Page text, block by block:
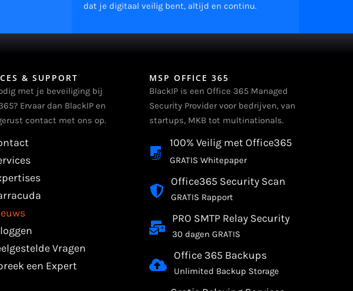
dat je digitaal veilig bent, altijd en continu.
& SUPPORT
met je beveiliging bij
Ervaar dan BlackIP en
contact met ons op.
Vragen
een Expert
MSP OFFICE 365
BlackIP is een Office 365 Managed
Security Provider voor bedrijven, van
startups, MKB tot multinationals.
100% Veilig met Office365
GRATIS Whitepaper
Office365 Security Scan
GRATIS Rapport
PRO SMTP Relay Security
30 dagen GRATIS
Office 365 Backups
Unlimited Backup Storage